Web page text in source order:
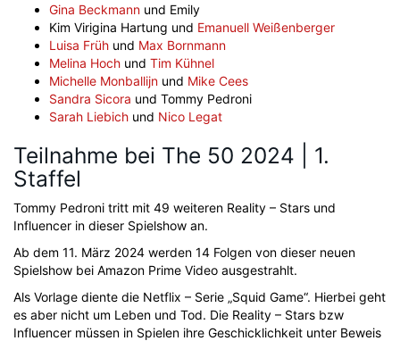
Gina Beckmann und Emily
Kim Virigina Hartung und Emanuell Weißenberger
Luisa Früh und Max Bornmann
Melina Hoch und Tim Kühnel
Michelle Monballijn und Mike Cees
Sandra Sicora und Tommy Pedroni
Sarah Liebich und Nico Legat
Teilnahme bei The 50 2024 | 1.
Staffel
Tommy Pedroni tritt mit 49 weiteren Reality – Stars und
Influencer in dieser Spielshow an.
Ab dem 11. März 2024 werden 14 Folgen von dieser neuen
Spielshow bei Amazon Prime Video ausgestrahlt.
Als Vorlage diente die Netflix – Serie „Squid Game“. Hierbei geht
es aber nicht um Leben und Tod. Die Reality – Stars bzw
Influencer müssen in Spielen ihre Geschicklichkeit unter Beweis